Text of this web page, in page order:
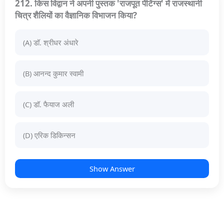
212. किस विद्वान ने अपनी पुस्तक 'राजपूत पेंटिंग्स' में राजस्थानी
चित्र शैलियों का वैज्ञानिक विभाजन किया?
(A) डॉ. श्रीधर अंधारे
(B) आनन्द कुमार स्वामी
(C) डॉ. फैयाज अली
(D) एरिक डिकिन्सन
Show Answer